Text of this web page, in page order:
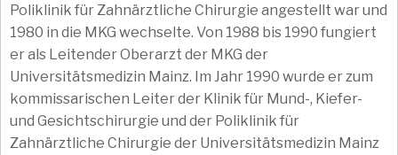
Poliklinik für Zahnärztliche Chirurgie angestellt war und
1980 in die MKG wechselte. Von 1988 bis 1990 fungiert
er als Leitender Oberarzt der MKG der
Universitätsmedizin Mainz. Im Jahr 1990 wurde er zum
kommissarischen Leiter der Klinik für Mund-, Kiefer-
und Gesichtschirurgie und der Poliklinik für
Zahnärztliche Chirurgie der Universitätsmedizin Mainz